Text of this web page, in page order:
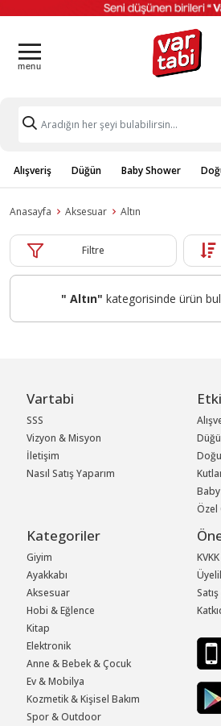
Alışveriş Düğün Baby Shower
Anasayfa Aksesuar Altın
Filtre
" Altın" kategorisinde ürün
Vartabi
SSS
Vizyon & Misyon
İletişim
Nasıl Satış Yaparım
Özel
Kategoriler
Giyim
Ayakkabı
Aksesuar
Hobi & Eğlence
Kitap
Elektronik
Anne & Bebek & Çocuk
Ev & Mobilya
Kozmetik & Kişisel Bakım
Spor & Outdoor